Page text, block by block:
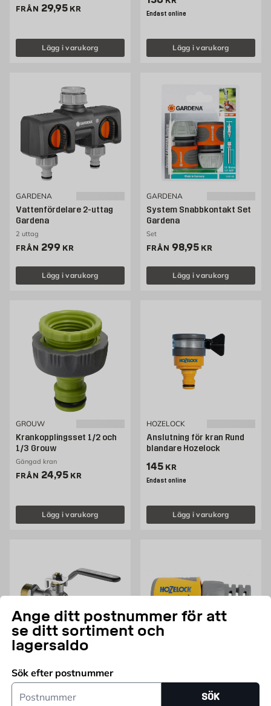
Ange ditt postnummer för att
se ditt sortiment och
lagersaldo
Sök efter postnummer
Postnummer
SÖK
FRÅN Pris 29.95 kr
29,95 KR
Lägg i varukorg
Endast online
Lägg i varukorg
GARDENA
Vattenfördelare 2-uttag
Gardena
2 uttag
FRÅN Pris 299 kr
299 KR
Lägg i varukorg
GARDENA
System Snabbkontakt Set
Gardena
Set
FRÅN Pris 98.95 kr
98,95 KR
Lägg i varukorg
GROUW
Krankopplingsset 1/2 och
1/3 Grouw
Gängad kran
FRÅN Pris 24.95 kr
24,95 KR
Lägg i varukorg
HOZELOCK
Anslutning för kran Rund
blandare Hozelock
Pris 145 kr
145 KR
Endast online
Lägg i varukorg
Kultappventil
Utvändig gänga, R15 för slang
Finns i flera storlekar